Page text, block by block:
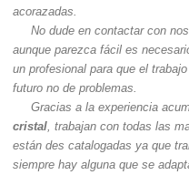
acorazadas.
No dude en contactar con
aunque parezca fácil es
un profesional para que el
futuro no de problemas.
Gracias a la experiencia
cristal , trabajan con todas las
están des catalogadas ya que
siempre hay alguna que se